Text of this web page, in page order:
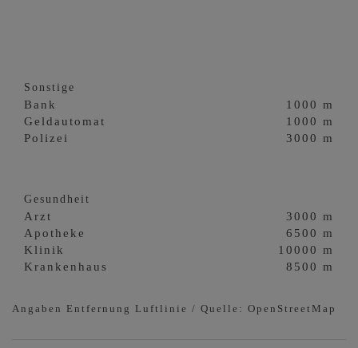
Sonstige
Bank
1000 m
Geldautomat
1000 m
Polizei
3000 m
Gesundheit
Arzt
3000 m
Apotheke
6500 m
Klinik
10000 m
Krankenhaus
8500 m
Angaben Entfernung Luftlinie / Quelle: OpenStreetMap